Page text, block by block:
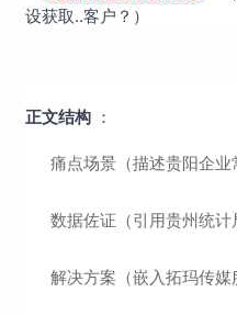
设获取..客户？）
正文结构 ：
痛点场景（描述贵阳企业
数据佐证（引用贵州统计
解决方案（嵌入拓玛传媒